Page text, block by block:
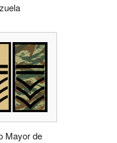
Mayor de